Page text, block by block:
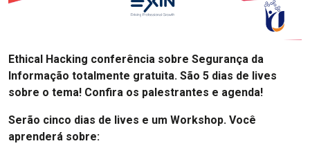
Ethical Hacking conferência sobre Segurança da
Informação totalmente gratuita. São 5 dias de lives
sobre o tema! Confira os palestrantes e agenda!
Serão cinco dias de lives e um Workshop. Você
aprenderá sobre: